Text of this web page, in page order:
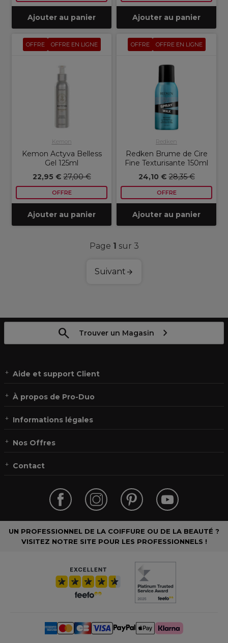
Ajouter au panier Ajouter au panier
OFFRE OFFRE EN LIGNE
Kemon
Kemon Actyva Belless
Gel 125ml
22,95 €27,00 €
OFFRE
Ajouter au panier
OFFRE OFFRE EN LIGNE
Redken
Redken Brume de Cire
Fine Texturisante 150ml
24,10 €28,35 €
OFFRE
Ajouter au panier
Page 1 sur 3
Suivant
Trouver un Magasin
Aide et support Client
À propos de Pro-Duo
Informations légales
Nos Offres
Contact
UN PROFESSIONNEL DE LA COIFFURE OU DE LA BEAUTÉ ?
VISITEZ NOTRE SITE POUR LES PROFESSIONNELS !